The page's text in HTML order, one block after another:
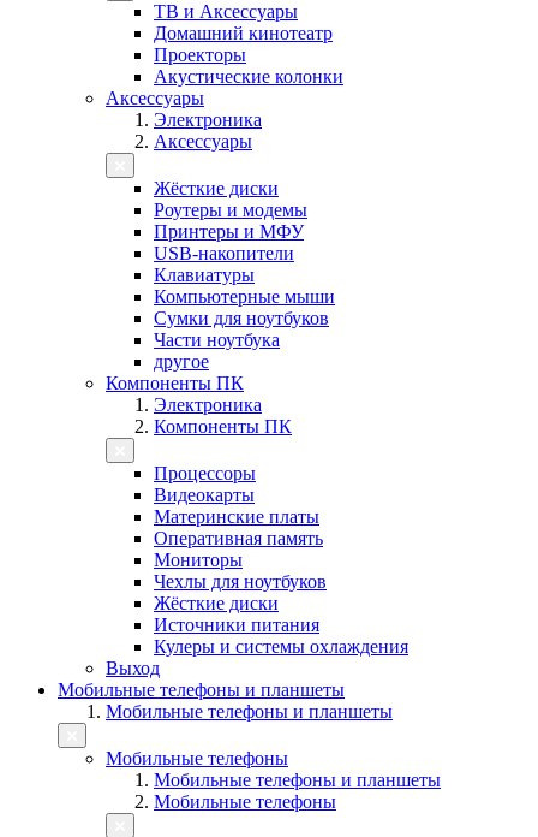
ТВ и Аксессуары
Домашний кинотеатр
Проекторы
Акустические колонки
Аксессуары
Электроника
Аксессуары
Жёсткие диски
Роутеры и модемы
Принтеры и МФУ
USB-накопители
Клавиатуры
Компьютерные мыши
Сумки для ноутбуков
Части ноутбука
другое
Компоненты ПК
Электроника
Компоненты ПК
Процессоры
Видеокарты
Материнские платы
Оперативная память
Мониторы
Чехлы для ноутбуков
Жёсткие диски
Источники питания
Кулеры и системы охлаждения
Выход
Мобильные телефоны и планшеты
Мобильные телефоны и планшеты
Мобильные телефоны
Мобильные телефоны и планшеты
Мобильные телефоны